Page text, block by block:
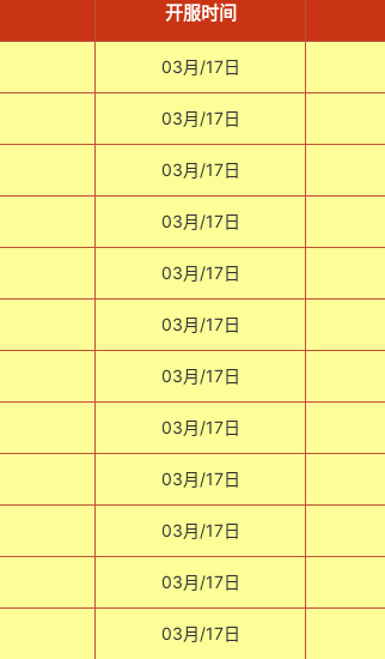
开服时间
03月/17日
03月/17日
03月/17日
03月/17日
03月/17日
03月/17日
03月/17日
03月/17日
03月/17日
03月/17日
03月/17日
03月/17日